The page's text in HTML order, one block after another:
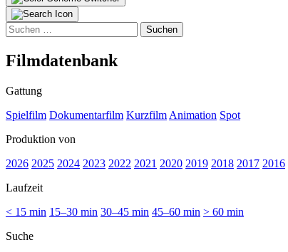
Suchen
nach:
Film­da­ten­bank
Gattung
Spielfilm Dokumentarfilm Kurzfilm Animation Spot
Produktion von
2026 2025 2024 2023 2022 2021 2020 2019 2018 2017 2016
Laufzeit
< 15 min 15–30 min 30–45 min 45–60 min > 60 min
Suche